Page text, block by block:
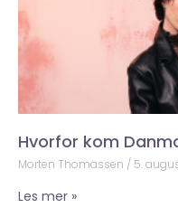
Hvorfor kom
Morten Thomassen 5.
Les mer »